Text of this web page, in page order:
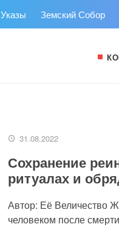
Указы Земский Собор
31.08.2022
Сохранение
ритуалах и
Автор: Её Величество
человеком после